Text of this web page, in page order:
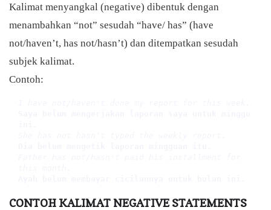
Kalimat menyangkal (negative) dibentuk dengan
menambahkan “not” sesudah “have/ has” (have
not/haven’t, has not/hasn’t) dan ditempatkan sesudah
subjek kalimat.
Contoh:
CONTOH KALIMAT NEGATIVE STATEMENTS